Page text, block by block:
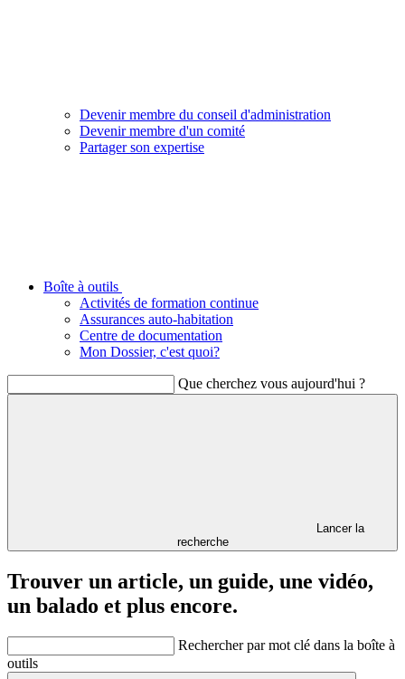
Devenir membre du conseil d'administration
Devenir membre d'un comité
Partager son expertise
Boîte à outils
Activités de formation continue
Assurances auto-habitation
Centre de documentation
Mon Dossier, c'est quoi?
Que cherchez vous aujourd'hui ?
Lancer la
recherche
Trouver un article, un guide, une vidéo,
un balado et plus encore.
Rechercher par mot clé dans la boîte à
outils